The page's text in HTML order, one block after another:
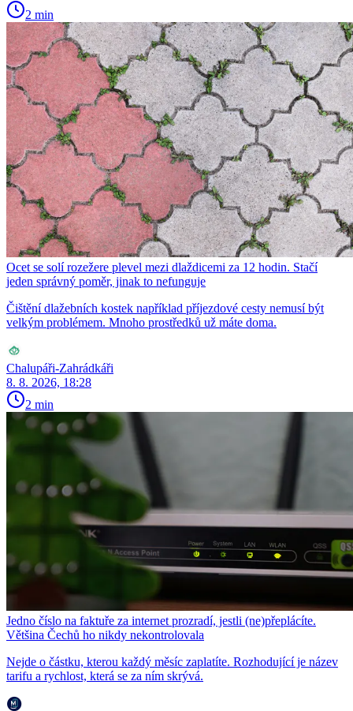
2 min
Ocet se solí rozežere plevel mezi dlaždicemi za 12 hodin. Stačí
jeden správný poměr, jinak to nefunguje
Čištění dlažebních kostek například příjezdové cesty nemusí být
velkým problémem. Mnoho prostředků už máte doma.
Chalupáři-Zahrádkáři
8. 8. 2026, 18:28
2 min
Jedno číslo na faktuře za internet prozradí, jestli (ne)přeplácíte.
Většina Čechů ho nikdy nekontrolovala
Nejde o částku, kterou každý měsíc zaplatíte. Rozhodující je název
tarifu a rychlost, která se za ním skrývá.